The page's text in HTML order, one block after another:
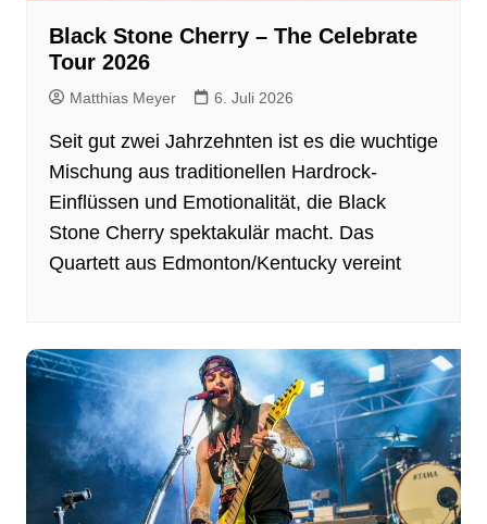
Black Stone Cherry – The Celebrate
Tour 2026
Matthias Meyer 6. Juli 2026
Seit gut zwei Jahrzehnten ist es die wuchtige
Mischung aus traditionellen Hardrock-
Einflüssen und Emotionalität, die Black
Stone Cherry spektakulär macht. Das
Quartett aus Edmonton/Kentucky vereint